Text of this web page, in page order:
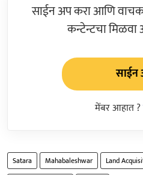
साईन अप करा आणि
कन्टेन्टचा
साईन
मेंबर आहात ?
Satara Mahabaleshwar Land